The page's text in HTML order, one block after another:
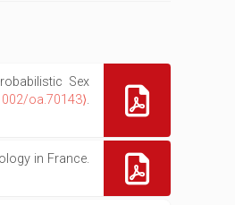
Sex
oa.70143⟩.
in France.